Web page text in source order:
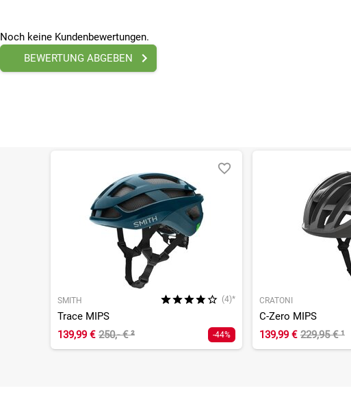
Noch keine Kundenbewertungen.
BEWERTUNG ABGEBEN
SMITH (4)*
Trace MIPS
139,99 € 250,- €² -44%
CRATONI
C-Zero MIPS
139,99 € 229,95 €¹